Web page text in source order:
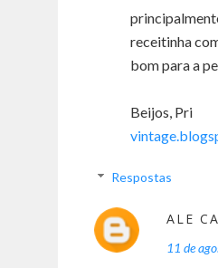
receitinha
bom para a
Beijos, Pri
Respostas
ALE
11 de